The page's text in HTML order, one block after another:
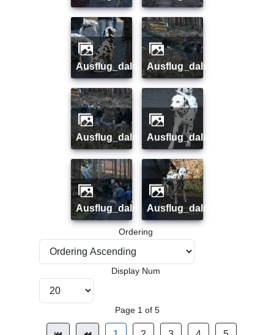
ausflug_dalmi_januar_08_16
ausflug_dalmi_januar_08_18
ausflug_dalmi_januar_08_20
Ordering
Display Num
Page 1 of 5